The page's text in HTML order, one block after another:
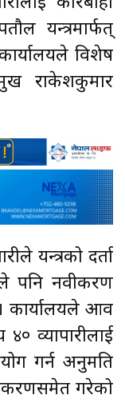
यन्त्रमार्फत्
विशेष
राकेशकुमार
यन्त्रको दर्ता
पनि नवीकरण
कार्यालयले आव
व्यापारीलाई
गर्न अनुमति
गरेको